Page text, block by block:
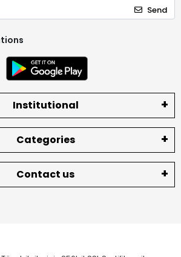
Send
Institutional
Categories
Contact us